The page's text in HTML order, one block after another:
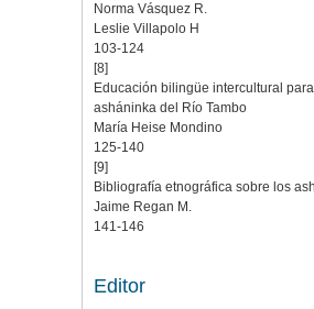
Norma Vásquez R.
Leslie Villapolo H
103-124
[8]
Educación bilingüe intercultural
asháninka del Río Tambo
María Heise Mondino
125-140
[9]
Bibliografía etnográfica sobre los
Jaime Regan M.
141-146
Editor